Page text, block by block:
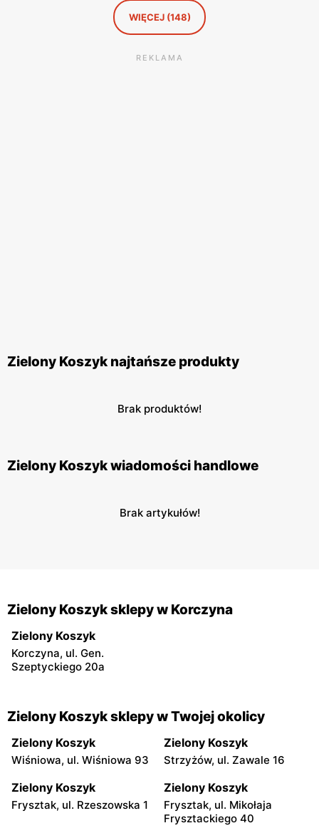
WIĘCEJ (148)
REKLAMA
Zielony Koszyk najtańsze produkty
Brak produktów!
Zielony Koszyk wiadomości handlowe
Brak artykułów!
Zielony Koszyk sklepy w Korczyna
Zielony Koszyk
Korczyna, ul. Gen.
Szeptyckiego 20a
Zielony Koszyk sklepy w Twojej okolicy
Zielony Koszyk
Wiśniowa, ul. Wiśniowa 93
Zielony Koszyk
Strzyżów, ul. Zawale 16
Zielony Koszyk
Frysztak, ul. Rzeszowska 1
Zielony Koszyk
Frysztak, ul. Mikołaja
Frysztackiego 40